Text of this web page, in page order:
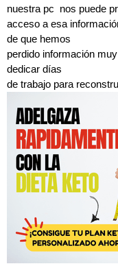
nuestra pc nos puede
acceso a esa
de que hemos
perdido información
dedicar días
de trabajo para